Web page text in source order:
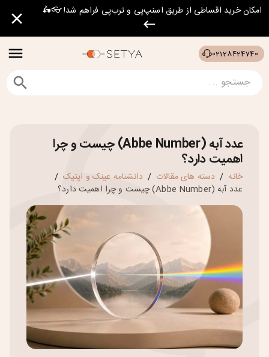
امکان خرید اقساطی از طریق اسنپ‌پی و ترب‌پی فراهم شد! 👓🛵
02128424740
عدد آبه (Abbe Number) چیست و چرا
اهمیت دارد؟
خانه / دسته های مقالات / دانشنامه عینک و اپتیک /
عدد آبه (Abbe Number) چیست و چرا اهمیت دارد؟